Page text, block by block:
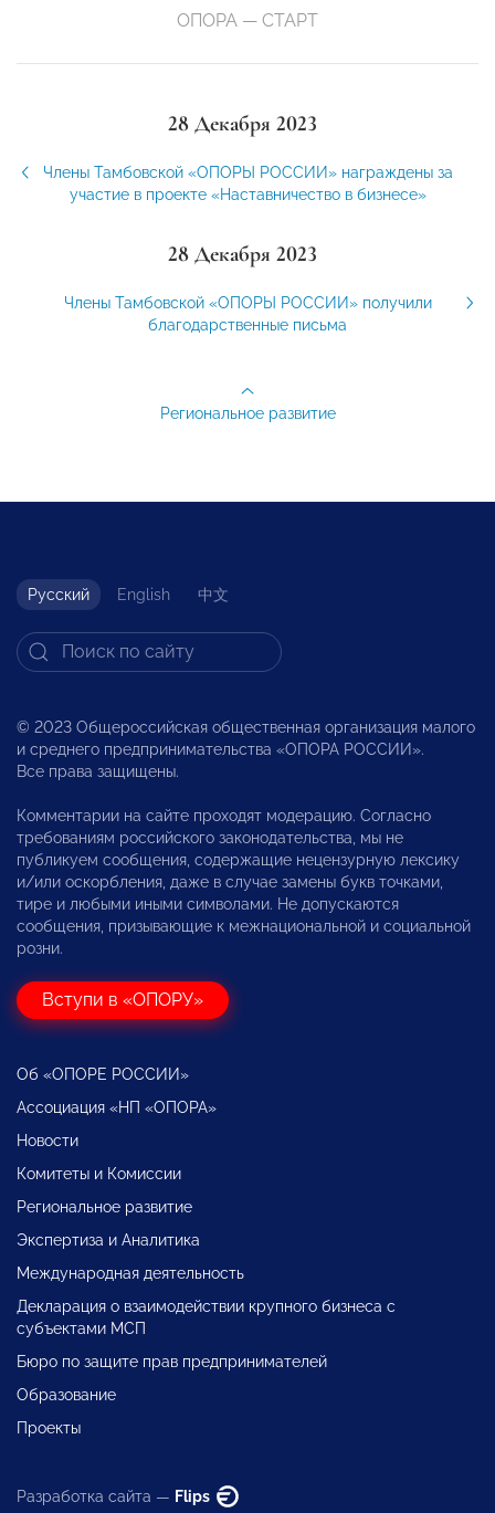
ОПОРА — СТАРТ
28 Декабря 2023
Члены Тамбовской «ОПОРЫ РОССИИ» награждены за
участие в проекте «Наставничество в бизнесе»
28 Декабря 2023
Члены Тамбовской «ОПОРЫ РОССИИ» получили
благодарственные письма
Региональное развитие
Русский English 中文
© 2023 Общероссийская общественная организация малого
и среднего предпринимательства «ОПОРА РОССИИ».
Все права защищены.
Комментарии на сайте проходят модерацию. Согласно
требованиям российского законодательства, мы не
публикуем сообщения, содержащие нецензурную лексику
и/или оскорбления, даже в случае замены букв точками,
тире и любыми иными символами. Не допускаются
сообщения, призывающие к межнациональной и социальной
розни.
Вступи в «ОПОРУ»
Об «ОПОРЕ РОССИИ»
Ассоциация «НП «ОПОРА»
Новости
Комитеты и Комиссии
Региональное развитие
Экспертиза и Аналитика
Международная деятельность
Декларация о взаимодействии крупного бизнеса с
субъектами МСП
Бюро по защите прав предпринимателей
Образование
Проекты
Разработка сайта — Flips